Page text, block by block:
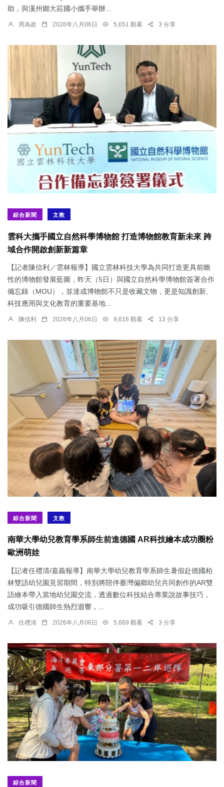
助，與溪州鄉大莊國小攜手舉辦...
周為政 2026年八月06日 5,651 觀看 3 分享
綜合新聞 文教
雲科大攜手國立自然科學博物館 打造博物館教育新未來 跨
域合作開啟創新新篇章
【記者陳信利／雲林報導】國立雲林科技大學為共同打造更具前瞻
性的博物館發展藍圖，昨天（5日）與國立自然科學博物館簽署合作
備忘錄（MOU），並達成博物館不只是收藏文物，更是知識創新、
科技應用與文化教育的重要基地...
陳信利 2026年八月06日 9,616 觀看 13 分享
綜合新聞 文教
南華大學幼兒教育學系師生前進德國 AR科技繪本成功圈粉
歐洲萌娃
【記者任禮清/嘉義報導】南華大學幼兒教育學系師生暑假赴德國柏
林雙語幼兒園見習期間，特別將陪伴臺灣偏鄉幼兒共同創作的AR雙
語繪本帶入當地幼兒園交流，透過數位科技結合專業說故事技巧，
成功吸引德國師生熱烈迴響，...
任禮清 2026年八月06日 5,669 觀看 3 分享
綜合新聞